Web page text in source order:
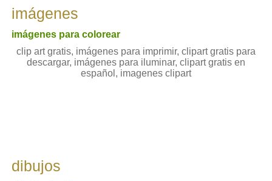
imágenes
imágenes para colorear
clip art gratis, imágenes para imprimir, clipart gratis para
descargar, imágenes para iluminar, clipart gratis en
español, imagenes clipart
dibujos